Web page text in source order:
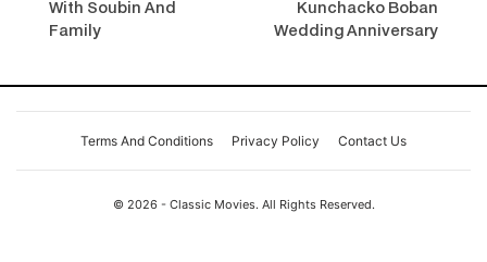
With Soubin And
Family
Kunchacko Boban
Wedding Anniversary
Terms And Conditions Privacy Policy Contact Us
© 2026 - Classic Movies. All Rights Reserved.